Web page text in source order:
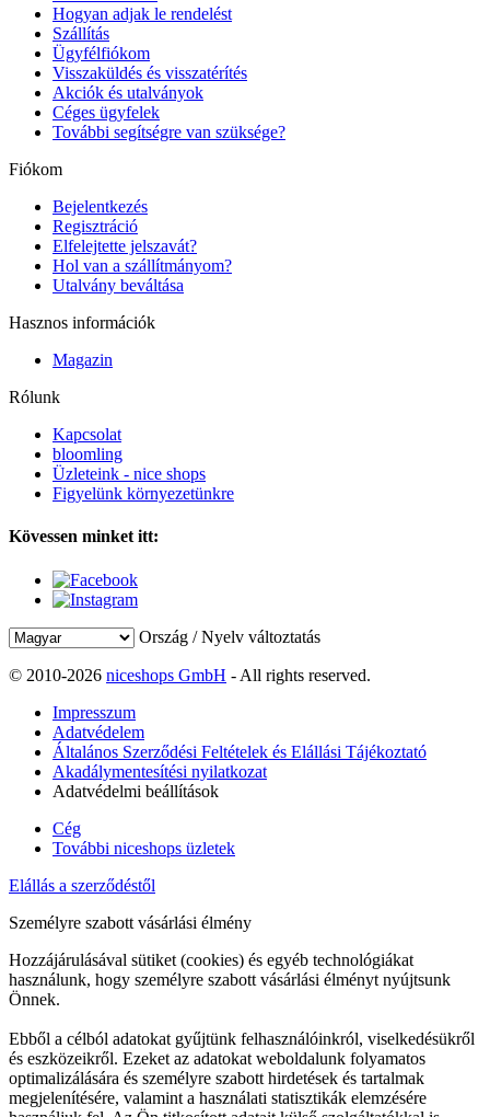
Hogyan adjak le rendelést
Szállítás
Ügyfélfiókom
Visszaküldés és visszatérítés
Akciók és utalványok
Céges ügyfelek
További segítségre van szüksége?
Fiókom
Bejelentkezés
Regisztráció
Elfelejtette jelszavát?
Hol van a szállítmányom?
Utalvány beváltása
Hasznos információk
Magazin
Rólunk
Kapcsolat
bloomling
Üzleteink - nice shops
Figyelünk környezetünkre
Kövessen minket itt:
Ország / Nyelv változtatás
© 2010-2026 niceshops GmbH - All rights reserved.
Impresszum
Adatvédelem
Általános Szerződési Feltételek és Elállási Tájékoztató
Akadálymentesítési nyilatkozat
Adatvédelmi beállítások
Cég
További niceshops üzletek
Elállás a szerződéstől
Személyre szabott vásárlási élmény
Hozzájárulásával sütiket (cookies) és egyéb technológiákat
használunk, hogy személyre szabott vásárlási élményt nyújtsunk
Önnek.
Ebből a célból adatokat gyűjtünk felhasználóinkról, viselkedésükről
és eszközeikről. Ezeket az adatokat weboldalunk folyamatos
optimalizálására és személyre szabott hirdetések és tartalmak
megjelenítésére, valamint a használati statisztikák elemzésére